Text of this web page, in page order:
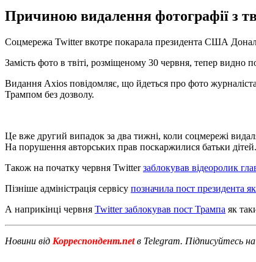
Причиною видалення фотографії з
Соцмережа Twitter вкотре покарала президента США
Замість фото в твіті, розміщеному 30 червня, тепер видно
Видання Axios повідомляє, що йдеться про фото
Трампом без дозволу.
Це вже другий випадок за два тижні, коли соцмережі
На порушення авторських прав поскаржилися батьки дітей.
Також на початку червня Twitterзаблокував відеоролик
Пізніше адміністрація сервісу позначила пост президента
А наприкінці червня Twitter заблокував пост Трампа як
Новини від Корреспондент.netв Telegram. Підписуйтесь